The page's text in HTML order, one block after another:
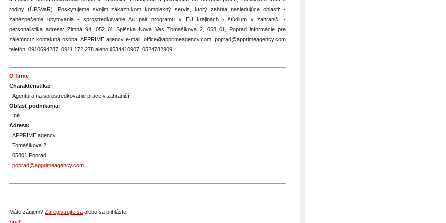
rodiny (ÚPSVaR). Poskytujeme svojim zákazníkom komplexný servis, ktorý zahŕňa nasledujúce oblasti: -
zabezpečenie ubytovania - sprostredkovanie Au pair programu v EÚ krajinách - štúdium v zahraničí -
personalistika adresa: Zimná 94, 052 01 Spišská Nová Ves Tomášikova 2, 058 01, Poprad informácie pre
zájemncu: kontaktná osoba: APPRIME agency e-mail: office@apprimeagency.com, poprad@apprimeagency.com
telefón: 0910694287, 0911 172 278 alebo 0534410907, 0524782909
O firme
Charakteristika:
Agentúra na sprostredkovanie práce v zahraničí
Oblasť podnikania:
Iné
Adresa:
APPRIME agency
Tomášikova 2
05801 Poprad
poprad@apprimeagency.com
Máte záujem? Zaregistrujte sa alebo sa prihláste
Späť